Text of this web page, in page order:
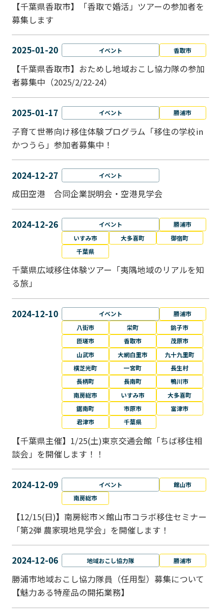
【千葉県香取市】「香取で婚活」ツアーの参加者を
募集します
2025-01-20 イベント 香取市
【千葉県香取市】おためし地域おこし協力隊の参加
者募集中（2025/2/22-24）
2025-01-17 イベント 勝浦市
子育て世帯向け移住体験プログラム「移住の学校in
かつうら」参加者募集中！
2024-12-27 イベント
成田空港 合同企業説明会・空港見学会
2024-12-26 イベント
勝浦市
いすみ市
大多喜町
御宿町
千葉県
千葉県広域移住体験ツアー「夷隅地域のリアルを知
る旅」
2024-12-10 イベント
勝浦市
八街市
栄町
銚子市
匝瑳市
香取市
茂原市
山武市
大網白里市
九十九里町
横芝光町
一宮町
長生村
長柄町
長南町
鴨川市
南房総市
いすみ市
大多喜町
鋸南町
市原市
富津市
君津市
千葉県
【千葉県主催】1/25(土)東京交通会館「ちば移住相
談会」を開催します！！
2024-12-09 イベント
館山市
南房総市
【12/15(日)】南房総市×館山市コラボ移住セミナー
「第2弾 農家現地見学会」を開催します！
2024-12-06 地域おこし協力隊 勝浦市
勝浦市地域おこし協力隊員（任用型）募集について
【魅力ある特産品の開拓業務】